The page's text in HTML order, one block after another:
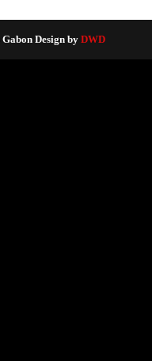
Design by DWD